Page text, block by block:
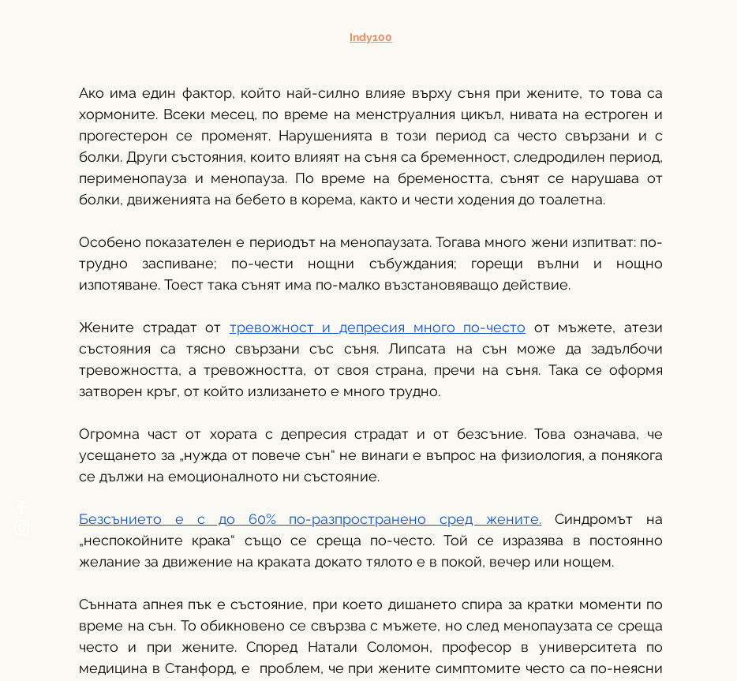
Indy100
Ако има един фактор, който най-силно влияе върху съня при жените, то това са
хормоните. Всеки месец, по време на менструалния цикъл, нивата на естроген и
прогестерон се променят. Нарушенията в този период са често свързани и с
болки. Други състояния, които влияят на съня са бременност, следродилен период,
перименопауза и менопауза. По време на бремеността, сънят се нарушава от
болки, движенията на бебето в корема, както и чести ходения до тоалетна.
Особено показателен е периодът на менопаузата. Тогава много жени изпитват: по-
трудно заспиване; по-чести нощни събуждания; горещи вълни и нощно
изпотяване. Тоест така сънят има по-малко възстановяващо действие.
Жените страдат от тревожност и депресия много по-често от мъжете, атези
състояния са тясно свързани със съня. Липсата на сън може да задълбочи
тревожността, а тревожността, от своя страна, пречи на съня. Така се оформя
затворен кръг, от който излизането е много трудно.
Огромна част от хората с депресия страдат и от безсъние. Това означава, че
усещането за „нужда от повече сън“ не винаги е въпрос на физиология, а понякога
се дължи на емоционалното ни състояние.
Безсънието е с до 60% по-разпространено сред жените. Синдромът на
„неспокойните крака“ също се среща по-често. Той се изразява в постоянно
желание за движение на краката докато тялото е в покой, вечер или нощем.
Сънната апнея пък е състояние, при което дишането спира за кратки моменти по
време на сън. То обикновено се свързва с мъжете, но след менопаузата се среща
често и при жените. Според Натали Соломон, професор в университета по
медицина в Станфорд, е  проблем, че при жените симптомите често са по-неясни